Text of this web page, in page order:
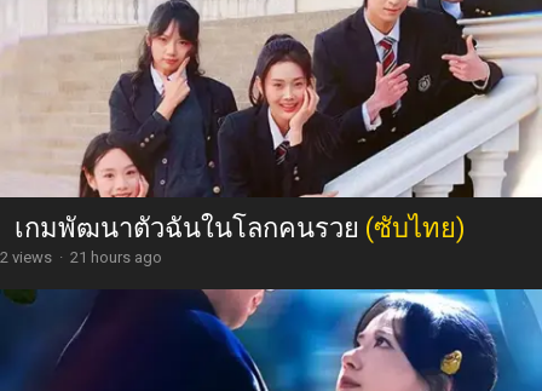
เกมพัฒนาตัวฉันในโลกคนรวย (ซับไทย)
2 views · 21 hours ago